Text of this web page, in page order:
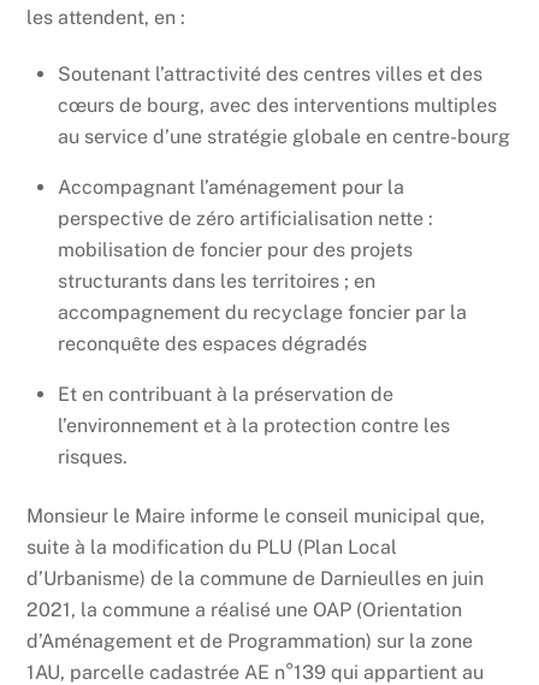
les attendent, en :
Soutenant l’attractivité des centres villes et des
cœurs de bourg, avec des interventions multiples
au service d’une stratégie globale en centre-bourg
Accompagnant l’aménagement pour la
perspective de zéro artificialisation nette :
mobilisation de foncier pour des projets
structurants dans les territoires ; en
accompagnement du recyclage foncier par la
reconquête des espaces dégradés
Et en contribuant à la préservation de
l’environnement et à la protection contre les
risques.
Monsieur le Maire informe le conseil municipal que,
suite à la modification du PLU (Plan Local
d’Urbanisme) de la commune de Darnieulles en juin
2021, la commune a réalisé une OAP (Orientation
d’Aménagement et de Programmation) sur la zone
1AU, parcelle cadastrée AE n°139 qui appartient au